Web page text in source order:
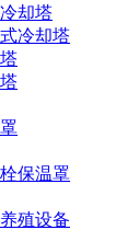
却塔
冷却塔
保温罩
殖设备